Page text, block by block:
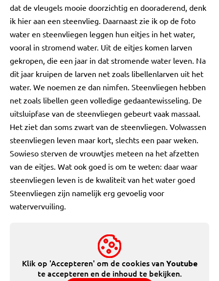
dat de vleugels mooie doorzichtig en dooraderend, denk
ik hier aan een steenvlieg. Daarnaast zie ik op de foto
water en steenvliegen leggen hun eitjes in het water,
vooral in stromend water. Uit de eitjes komen larven
gekropen, die een jaar in dat stromende water leven. Na
dit jaar kruipen de larven net zoals libellenlarven uit het
water. We noemen ze dan nimfen. Steenvliegen hebben
net zoals libellen geen volledige gedaantewisseling. De
uitsluipfase van de steenvliegen gebeurt vaak massaal.
Het ziet dan soms zwart van de steenvliegen. Volwassen
steenvliegen leven maar kort, slechts een paar weken.
Sowieso sterven de vrouwtjes meteen na het afzetten
van de eitjes. Wat ook goed is om te weten: daar waar
steenvliegen leven is de kwaliteit van het water goed
Steenvliegen zijn namelijk erg gevoelig voor
watervervuiling.
Klik op 'Accepteren' om de cookies vanYoutube
te accepteren en de inhoud te bekijken.